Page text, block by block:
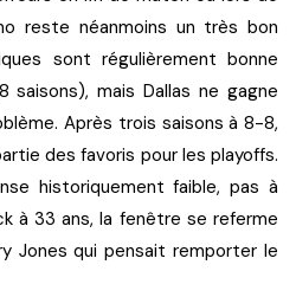
reste néanmoins un très bon
sont régulièrement bonne
saisons), mais Dallas ne gagne
Après trois saisons à 8-8,
des favoris pour les playoffs.
historiquement faible, pas à
à 33 ans, la fenêtre se referme
Jones qui pensait remporter le